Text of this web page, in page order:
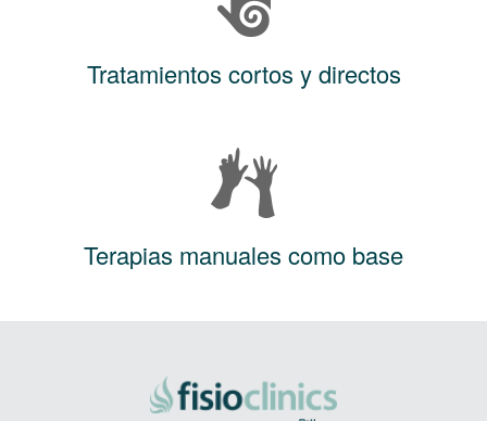
Tratamientos cortos y directos
Terapias manuales como base